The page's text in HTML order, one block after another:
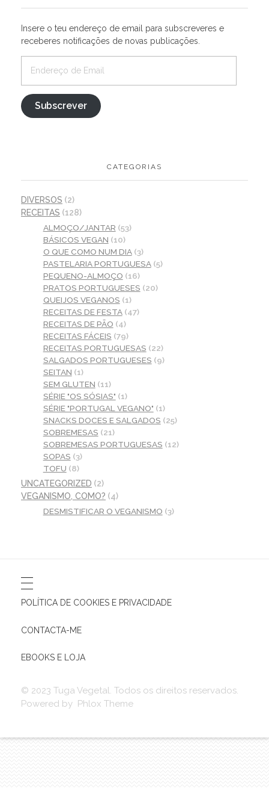
Insere o teu endereço de email para subscreveres e
receberes notificações de novas publicações.
Subscrever
CATEGORIAS
DIVERSOS (2)
RECEITAS (128)
ALMOÇO/JANTAR (53)
BÁSICOS VEGAN (10)
O QUE COMO NUM DIA(3)
PASTELARIA PORTUGUESA(5)
PEQUENO-ALMOÇO (16)
PRATOS PORTUGUESES (20)
QUEIJOS VEGANOS (1)
RECEITAS DE FESTA(47)
RECEITAS DE PÃO (4)
RECEITAS FÁCEIS (79)
RECEITAS PORTUGUESAS (22)
SALGADOS PORTUGUESES (9)
SEITAN (1)
SEM GLUTEN (11)
SÉRIE "OS SÓSIAS" (1)
SÉRIE "PORTUGAL VEGANO" (1)
SNACKS DOCES E SALGADOS (25)
SOBREMESAS (21)
SOBREMESAS PORTUGUESAS (12)
SOPAS (3)
TOFU (8)
UNCATEGORIZED (2)
VEGANISMO, COMO? (4)
DESMISTIFICAR O VEGANISMO (3)
POLÍTICA DE COOKIES E PRIVACIDADE
CONTACTA-ME
EBOOKS E LOJA
© 2023 Tuga Vegetal. Todos os direitos reservados.
Powered by Phlox Theme